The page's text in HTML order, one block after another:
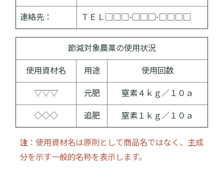
連絡先： ＴＥＬ□□□-□□□-□□□□
節減対象農薬の使用状況
使用資材名 用途 使用回数
▽▽▽ 元肥 窒素４ｋｇ／１０ａ
◇◇◇ 追肥 窒素１ｋｇ／１０ａ
注：使用資材名は原則として商品名ではなく、主成
分を示す一般的名称を表示します。